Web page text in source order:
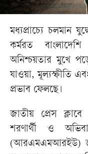
মধ্যপ্রাচ্যে চলমান
কর্মরত
অনিশ্চয়তার মুখে
যাওয়া, মূল্যস্ফীতি
প্রভাব ফেলছে।
জাতীয় প্রেস
শরণার্থী ও
(আরএমএমআরইউ)